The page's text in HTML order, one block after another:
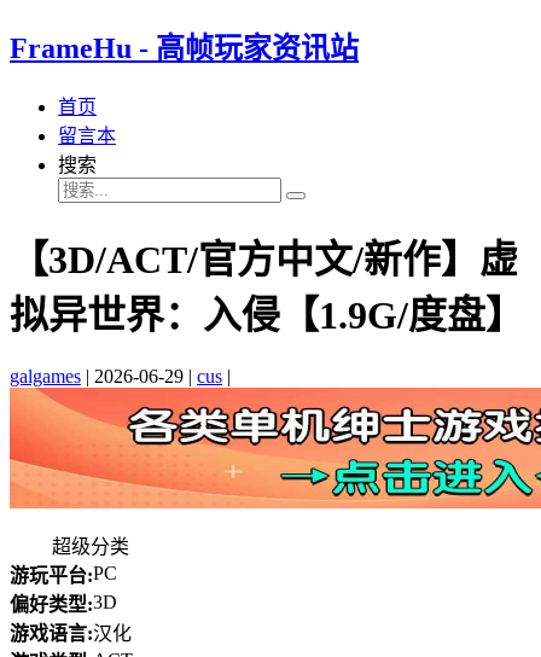
FrameHu - 高帧玩家资讯站
首页
留言本
搜索
【3D/ACT/官方中文/新作】虚
拟异世界：入侵【1.9G/度盘】
galgames | 2026-06-29 | cus |
超级分类
游玩平台:PC
偏好类型:3D
游戏语言:汉化